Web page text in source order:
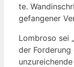
te.
gefan­ge­ner
Lom­bro­so sei
der